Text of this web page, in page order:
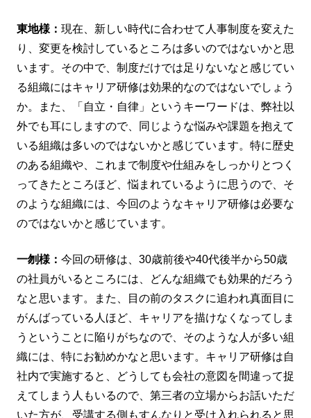
東地様： 現在、新しい時代に合わせて人事制度を変えた
り、変更を検討しているところは多いのではないかと思
います。その中で、制度だけでは足りないなと感じてい
る組織にはキャリア研修は効果的なのではないでしょう
か。また、「自立・自律」というキーワードは、弊社以
外でも耳にしますので、同じような悩みや課題を抱えて
いる組織は多いのではないかと感じています。特に歴史
のある組織や、これまで制度や仕組みをしっかりとつく
ってきたところほど、悩まれているように思うので、そ
のような組織には、今回のようなキャリア研修は必要な
のではないかと感じています。
一刎様： 今回の研修は、30歳前後や40代後半から50歳
の社員がいるところには、どんな組織でも効果的だろう
なと思います。また、目の前のタスクに追われ真面目に
がんばっている人ほど、キャリアを描けなくなってしま
うということに陥りがちなので、そのような人が多い組
織には、特にお勧めかなと思います。キャリア研修は自
社内で実施すると、どうしても会社の意図を間違って捉
えてしまう人もいるので、第三者の立場からお話いただ
いた方が、受講する側もすんなりと受け入れられると思